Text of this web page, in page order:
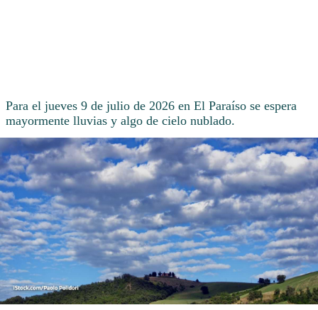
Para el jueves 9 de julio de 2026 en El Paraíso se espera
mayormente lluvias y algo de cielo nublado.